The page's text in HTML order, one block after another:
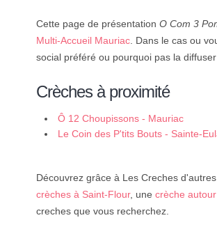
Cette page de présentation O Com 3
Multi-Accueil Mauriac . Dans le cas ou
social préféré ou pourquoi pas la
Crèches à proximité
Ô 12 Choupissons - Mauriac
Le Coin des P'tits Bouts - Sainte-
Découvrez grâce à Les Creches
crèches à Saint-Flour, une crèche
creches que vous recherchez.